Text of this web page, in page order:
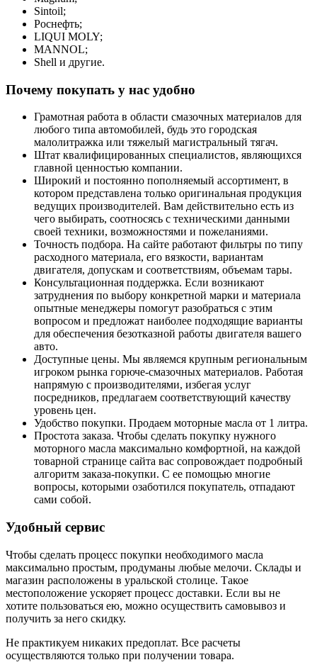
Sintoil;
Роснефть;
LIQUI MOLY;
MANNOL;
Shell и другие.
Почему покупать у нас удобно
Грамотная работа в области смазочных материалов для
любого типа автомобилей, будь это городская
малолитражка или тяжелый магистральный тягач.
Штат квалифицированных специалистов, являющихся
главной ценностью компании.
Широкий и постоянно пополняемый ассортимент, в
котором представлена только оригинальная продукция
ведущих производителей. Вам действительно есть из
чего выбирать, соотносясь с техническими данными
своей техники, возможностями и пожеланиями.
Точность подбора. На сайте работают фильтры по типу
расходного материала, его вязкости, вариантам
двигателя, допускам и соответствиям, объемам тары.
Консультационная поддержка. Если возникают
затруднения по выбору конкретной марки и материала
опытные менеджеры помогут разобраться с этим
вопросом и предложат наиболее подходящие варианты
для обеспечения безотказной работы двигателя вашего
авто.
Доступные цены. Мы являемся крупным региональным
игроком рынка горюче-смазочных материалов. Работая
напрямую с производителями, избегая услуг
посредников, предлагаем соответствующий качеству
уровень цен.
Удобство покупки. Продаем моторные масла от 1 литра.
Простота заказа. Чтобы сделать покупку нужного
моторного масла максимально комфортной, на каждой
товарной странице сайта вас сопровождает подробный
алгоритм заказа-покупки. С ее помощью многие
вопросы, которыми озаботился покупатель, отпадают
сами собой.
Удобный сервис
Чтобы сделать процесс покупки необходимого масла
максимально простым, продуманы любые мелочи. Склады и
магазин расположены в уральской столице. Такое
местоположение ускоряет процесс доставки. Если вы не
хотите пользоваться ею, можно осуществить самовывоз и
получить за него скидку.
Не практикуем никаких предоплат. Все расчеты
осуществляются только при получении товара.